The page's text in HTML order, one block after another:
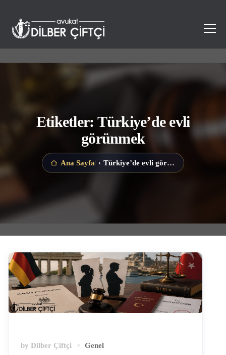
Etiketler: Türkiye’de evli
görünmek
Ana Sayfa › Türkiye’de evli görünmek
by Dilber Çiftçi Genel